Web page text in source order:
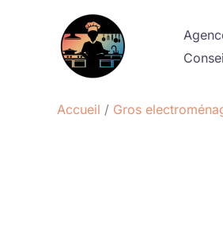
Accueil Gros